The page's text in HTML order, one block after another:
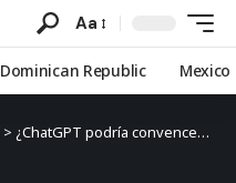
Aa
Dominican Republic Mexico
> ¿ChatGPT podría convencerte de comprar algo? La amenaza de manipulación surge cuando las empresas de inteligencia artificial se preparan para vender anuncios